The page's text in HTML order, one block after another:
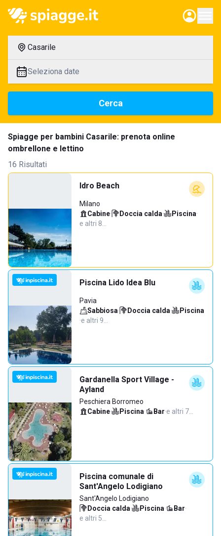
Casarile
Seleziona date
Cerca
Spiagge per bambini Casarile: prenota online
ombrellone e lettino
16 Risultati
Idro Beach
Milano
Cabine· Doccia calda· Piscina·
e altri 8…
Piscina Lido Idea Blu
Pavia
Sabbiosa· Doccia calda·
Piscina
·e altri 9…
Gardanella Sport Village -
Ayland
Peschiera Borromeo
Cabine· Piscina· Bar·e altri 7…
Piscina comunale di
Sant'Angelo Lodigiano
Sant'Angelo Lodigiano
Doccia calda· Piscina· Bar·
e altri 5…